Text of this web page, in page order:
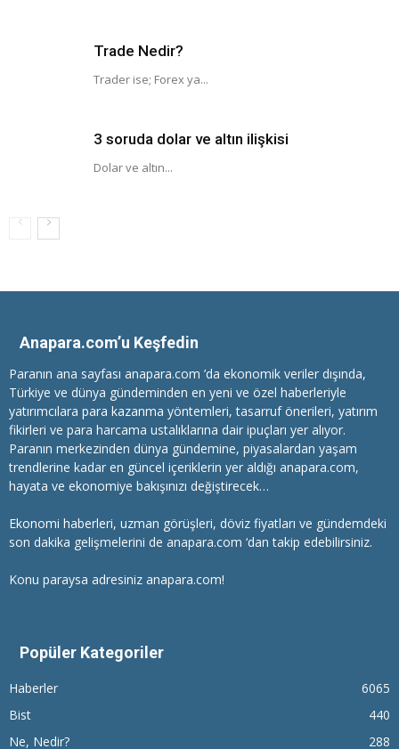
Trade Nedir?
Trader ise; Forex ya...
3 soruda dolar ve altın ilişkisi
Dolar ve altın...
Anapara.com’u Keşfedin
Paranın ana sayfası anapara.com ’da ekonomik veriler dışında,
Türkiye ve dünya gündeminden en yeni ve özel haberleriyle
yatırımcılara para kazanma yöntemleri, tasarruf önerileri, yatırım
fikirleri ve para harcama ustalıklarına dair ipuçları yer alıyor.
Paranın merkezinden dünya gündemine, piyasalardan yaşam
trendlerine kadar en güncel içeriklerin yer aldığı anapara.com,
hayata ve ekonomiye bakışınızı değiştirecek…
Ekonomi haberleri, uzman görüşleri, döviz fiyatları ve gündemdeki
son dakika gelişmelerini de anapara.com ‘dan takip edebilirsiniz.
Konu paraysa adresiniz anapara.com!
Popüler Kategoriler
Haberler
6065
Bist
440
Ne, Nedir?
288